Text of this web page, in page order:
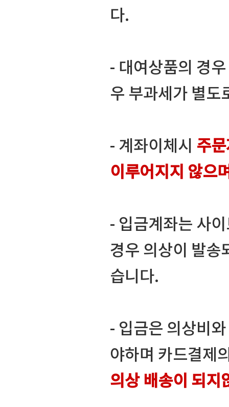
다.
- 대여상품의 경
우 부과세가 별도
- 계좌이체시 주
이루어지지 않으
- 입금계좌는 사
경우 의상이 발송
습니다.
- 입금은 의상비
야하며 카드결제
의상 배송이 되지